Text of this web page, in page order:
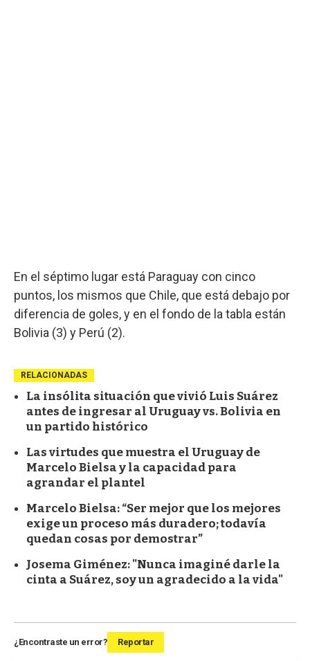
En el séptimo lugar está Paraguay con cinco
puntos, los mismos que Chile, que está debajo por
diferencia de goles, y en el fondo de la tabla están
Bolivia (3) y Perú (2).
RELACIONADAS
La insólita situación que vivió Luis Suárez
antes de ingresar al Uruguay vs. Bolivia en
un partido histórico
Las virtudes que muestra el Uruguay de
Marcelo Bielsa y la capacidad para
agrandar el plantel
Marcelo Bielsa: “Ser mejor que los mejores
exige un proceso más duradero; todavía
quedan cosas por demostrar”
Josema Giménez: "Nunca imaginé darle la
cinta a Suárez, soy un agradecido a la vida"
¿Encontraste un error? Reportar